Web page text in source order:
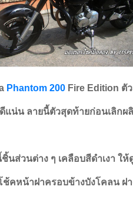
Phantom 200 Fire Edition ตั
แน่น ลายนี้ตัวสุดท้ายก่อนเลิกผ
นส่วนต่าง ๆ เคลือบสีดำเงา ใ
ช้คหน้าฝาครอบข้างบังโคลน ฝ